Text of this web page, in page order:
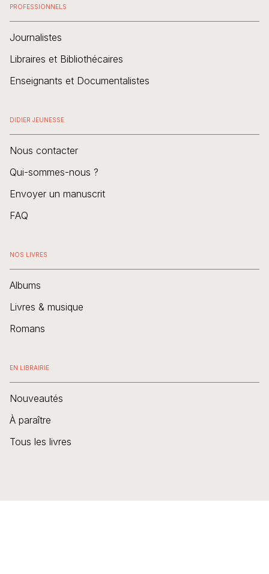
PROFESSIONNELS
Journalistes
Libraires et Bibliothécaires
Enseignants et Documentalistes
DIDIER JEUNESSE
Nous contacter
Qui-sommes-nous ?
Envoyer un manuscrit
FAQ
NOS LIVRES
Albums
Livres & musique
Romans
EN LIBRAIRIE
Nouveautés
À paraître
Tous les livres